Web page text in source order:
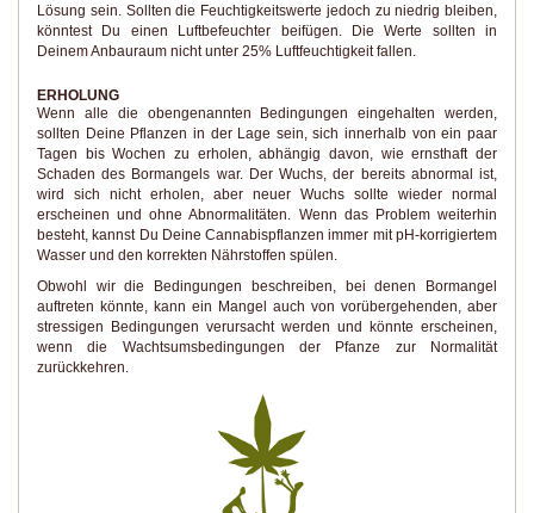
Lösung sein. Sollten die Feuchtigkeitswerte jedoch zu niedrig bleiben,
könntest Du einen Luftbefeuchter beifügen. Die Werte sollten in
Deinem Anbauraum nicht unter 25% Luftfeuchtigkeit fallen.
ERHOLUNG
Wenn alle die obengenannten Bedingungen eingehalten werden,
sollten Deine Pflanzen in der Lage sein, sich innerhalb von ein paar
Tagen bis Wochen zu erholen, abhängig davon, wie ernsthaft der
Schaden des Bormangels war. Der Wuchs, der bereits abnormal ist,
wird sich nicht erholen, aber neuer Wuchs sollte wieder normal
erscheinen und ohne Abnormalitäten. Wenn das Problem weiterhin
besteht, kannst Du Deine Cannabispflanzen immer mit pH-korrigiertem
Wasser und den korrekten Nährstoffen spülen.
Obwohl wir die Bedingungen beschreiben, bei denen Bormangel
auftreten könnte, kann ein Mangel auch von vorübergehenden, aber
stressigen Bedingungen verursacht werden und könnte erscheinen,
wenn die Wachtsumsbedingungen der Pfanze zur Normalität
zurückkehren.